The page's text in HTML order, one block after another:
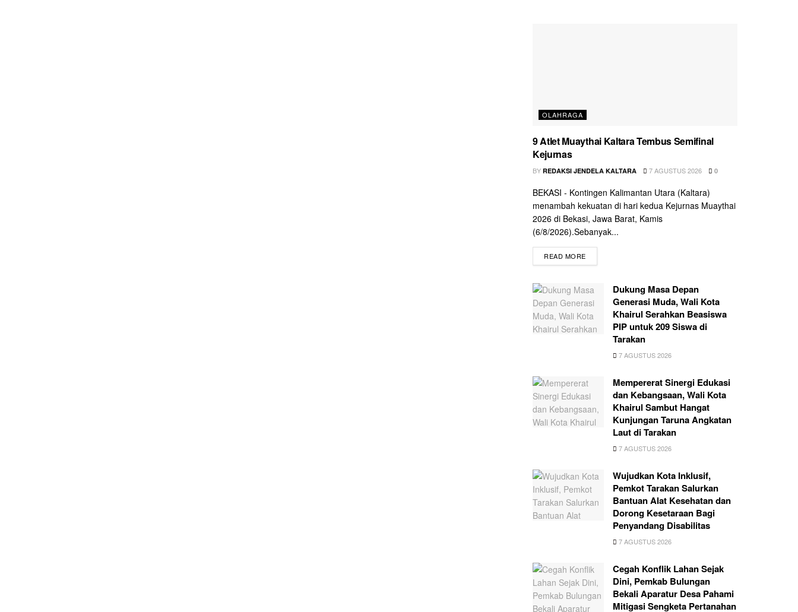
OLAHRAGA
9 Atlet Muaythai Kaltara Tembus Semifinal
Kejurnas
BY REDAKSI JENDELA KALTARA 7 AGUSTUS 2026 0
BEKASI - Kontingen Kalimantan Utara (Kaltara)
menambah kekuatan di hari kedua Kejurnas Muaythai
2026 di Bekasi, Jawa Barat, Kamis
(6/8/2026).Sebanyak...
READ MORE
Dukung Masa Depan
Generasi Muda, Wali Kota
Khairul Serahkan Beasiswa
PIP untuk 209 Siswa di
Tarakan
7 AGUSTUS 2026
Mempererat Sinergi Edukasi
dan Kebangsaan, Wali Kota
Khairul Sambut Hangat
Kunjungan Taruna Angkatan
Laut di Tarakan
7 AGUSTUS 2026
Wujudkan Kota Inklusif,
Pemkot Tarakan Salurkan
Bantuan Alat Kesehatan dan
Dorong Kesetaraan Bagi
Penyandang Disabilitas
7 AGUSTUS 2026
Cegah Konflik Lahan Sejak
Dini, Pemkab Bulungan
Bekali Aparatur Desa Pahami
Mitigasi Sengketa Pertanahan